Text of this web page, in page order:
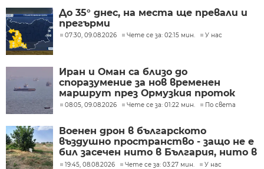
До 35° днес, на места ще превали и
прегърми
07:30, 09.08.2026 Чете се за: 02:15 мин. У нас
Иран и Оман са близо до
споразумение за нов временен
маршрут през Ормузкия проток
08:05, 09.08.2026 Чете се за: 01:22 мин. По света
Военен дрон в българското
въздушно пространство - защо не е
бил засечен нито в България, нито в
Румъния?
19:45, 08.08.2026 Чете се за: 03:27 мин. У нас